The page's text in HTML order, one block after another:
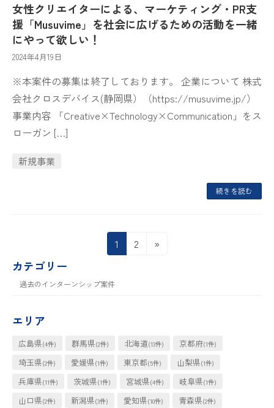
女性クリエイターによる、マーケティング・PR支
援「Musuvime」を社会に広げるための活動を一緒
にやって欲しい！
2024年4月19日
※本案件の募集は終了しております。 企業について 株式
会社クロスデバイス(静岡県）（https://musuvime.jp/）
事業内容 「Creative×Technology×Communication」をス
ローガン […]
新規事業
続きを読む
稿
の
ー
ジ
送
り
固
定
ー
1
固
2 »
カテゴリー
過去のインターンシップ案件
エリア
広島県(4件) 群馬県(2件) 北海道(13件) 京都府(1件)
埼玉県(2件) 愛媛県(1件) 東京都(5件) 山梨県(1件)
兵庫県(11件) 茨城県(1件) 宮城県(4件) 岐阜県(1件)
山口県(2件) 新潟県(3件) 愛知県(10件) 青森県(2件)